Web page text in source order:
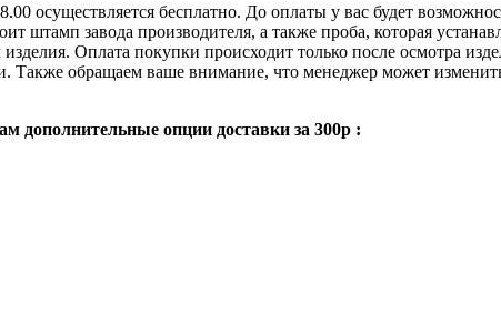
осуществляется бесплатно. До оплаты у вас будет
штамп завода производителя, а также проба, которая
Оплата покупки происходит только после осмотра
Также обращаем ваше внимание, что менеджер может
дополнительные опции доставки за 300р :